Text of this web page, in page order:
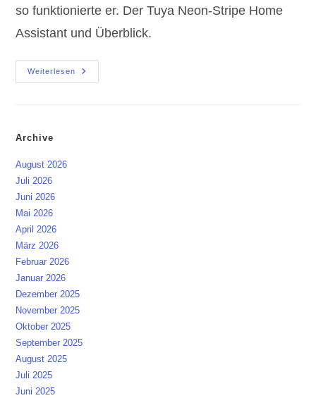
so funktionierte er. Der Tuya Neon-Stripe Home
Assistant und Überblick.
Weiterlesen
Tuya
Neon-
Archive
August 2026
Juli 2026
Juni 2026
Mai 2026
April 2026
März 2026
Februar 2026
Januar 2026
Dezember 2025
November 2025
Oktober 2025
September 2025
August 2025
Juli 2025
Juni 2025